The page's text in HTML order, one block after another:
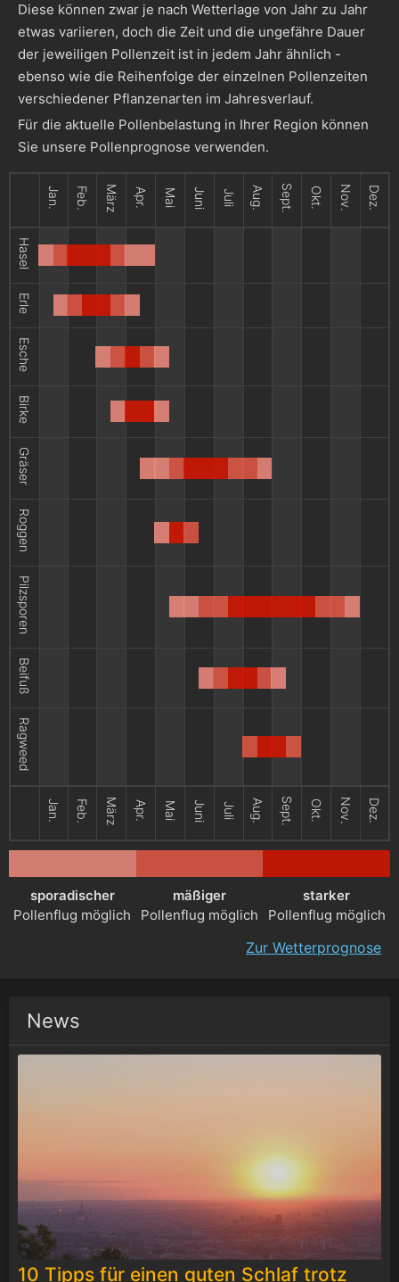
Diese können zwar je nach Wetterlage von Jahr zu Jahr
etwas variieren, doch die Zeit und die ungefähre Dauer
der jeweiligen Pollenzeit ist in jedem Jahr ähnlich -
ebenso wie die Reihenfolge der einzelnen Pollenzeiten
verschiedener Pflanzenarten im Jahresverlauf.
Für die aktuelle Pollenbelastung in Ihrer Region können
Sie unsere Pollenprognose verwenden.
Jan. Feb. März Apr. Mai Juni Juli Aug. Sept. Okt. Nov. Dez.
Jan. Feb. März Apr. Mai Juni Juli Aug. Sept. Okt. Nov. Dez.
Hasel
Erle
Esche
Birke
Gräser
Roggen
Pilzsporen
Beifuß
Ragweed
sporadischer
Pollenflug möglich
mäßiger
Pollenflug möglich
starker
Pollenflug möglich
Zur Wetterprognose
News
10 Tipps für einen guten Schlaf trotz